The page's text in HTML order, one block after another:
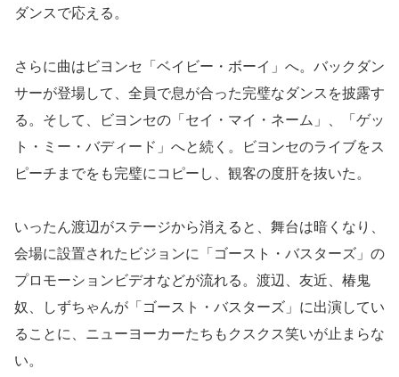
ダンスで応える。
さらに曲はビヨンセ「ベイビー・ボーイ」へ。バックダン
サーが登場して、全員で息が合った完璧なダンスを披露す
る。そして、ビヨンセの「セイ・マイ・ネーム」、「ゲッ
ト・ミー・バディード」へと続く。ビヨンセのライブをス
ピーチまでをも完璧にコピーし、観客の度肝を抜いた。
いったん渡辺がステージから消えると、舞台は暗くなり、
会場に設置されたビジョンに「ゴースト・バスターズ」の
プロモーションビデオなどが流れる。渡辺、友近、椿鬼
奴、しずちゃんが「ゴースト・バスターズ」に出演してい
ることに、ニューヨーカーたちもクスクス笑いが止まらな
い。